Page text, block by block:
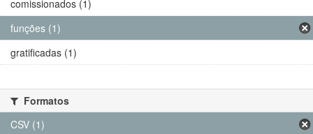
comissionados (1)
funções (1)
gratificadas (1)
Formatos
CSV (1)